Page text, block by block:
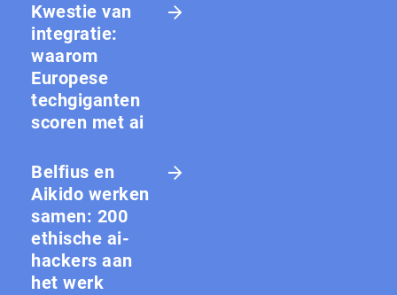
Kwestie van
integratie:
waarom
Europese
techgiganten
scoren met ai
Belfius en
Aikido werken
samen: 200
ethische ai-
hackers aan
het werk